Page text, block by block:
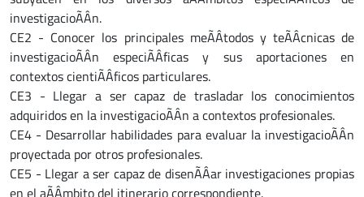
investigacioÃÂn.
CE2 - Conocer los principales meÃÂtodos y teÃÂcnicas de
investigacioÃÂn especiÃÂficas y sus aportaciones en
contextos cientiÃÂficos particulares.
CE3 - Llegar a ser capaz de trasladar los conocimientos
adquiridos en la investigacioÃÂn a contextos profesionales.
CE4 - Desarrollar habilidades para evaluar la investigacioÃÂn
proyectada por otros profesionales.
CE5 - Llegar a ser capaz de disenÃÂar investigaciones propias
en el aÃÂmbito del itinerario correspondiente.